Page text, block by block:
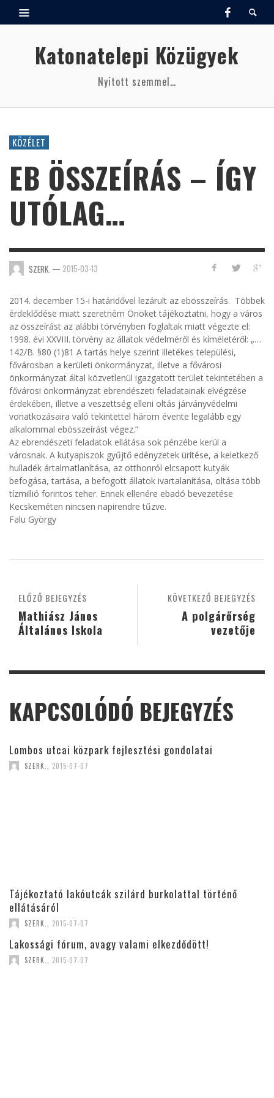
Katonatelepi Közügyek
Nyitott szemmel…
KÖZÉLET
EB ÖSSZEÍRÁS – ÍGY
UTÓLAG…
SZERK. — 2015-03-13
2014. december 15-i határidővel lezárult az ebösszeírás. Többek
érdeklődése miatt szeretném Önöket tájékoztatni, hogy a város
az összeírást az alábbi törvényben foglaltak miatt végezte el:
1998. évi XXVIII. törvény az állatok védelméről és kíméletéről: „…
142/B. §80 (1)81 A tartás helye szerint illetékes települési,
fővárosban a kerületi önkormányzat, illetve a fővárosi
önkormányzat által közvetlenül igazgatott terület tekintetében a
fővárosi önkormányzat ebrendészeti feladatainak elvégzése
érdekében, illetve a veszettség elleni oltás járványvédelmi
vonatkozásaira való tekintettel három évente legalább egy
alkalommal ebösszeírást végez.”
Az ebrendészeti feladatok ellátása sok pénzébe kerül a
városnak. A kutyapiszok gyűjtő edényzetek ürítése, a keletkező
hulladék ártalmatlanítása, az otthonról elcsapott kutyák
befogása, tartása, a befogott állatok ivartalanítása, oltása több
tízmillió forintos teher. Ennek ellenére ebadó bevezetése
Kecskeméten nincsen napirendre tűzve.
Falu György
KÖVETKEZŐ BEJEGYZÉS
A polgárőrség
vezetője
ELŐZŐ BEJEGYZÉS
Mathiász János
Általános Iskola
KAPCSOLÓDÓ BEJEGYZÉS
Lombos utcai közpark fejlesztési gondolatai
SZERK. 2015-07-07
Tájékoztató lakóutcák szilárd burkolattal történő
ellátásáról
SZERK. 2015-07-07
Lakossági fórum, avagy valami elkezdődött!
SZERK. 2015-07-07